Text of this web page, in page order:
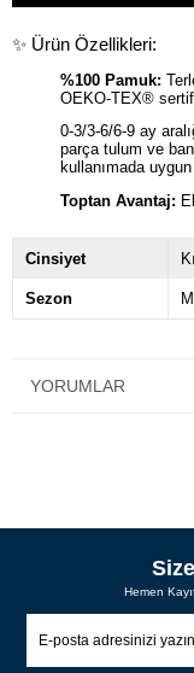
✨ Ürün Özellikleri:
%100 Pamuk:
OEKO-TEX®
0-3/3-6/6-9 ay
parça tulum ve
kullanımada uygun
Toptan Avantaj:
Cinsiyet
Sezon
YORUMLAR
Hemen